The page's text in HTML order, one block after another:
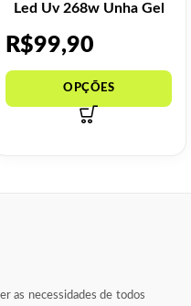
Led Uv 268w Unha Gel
R$99,90
as necessidades de todos